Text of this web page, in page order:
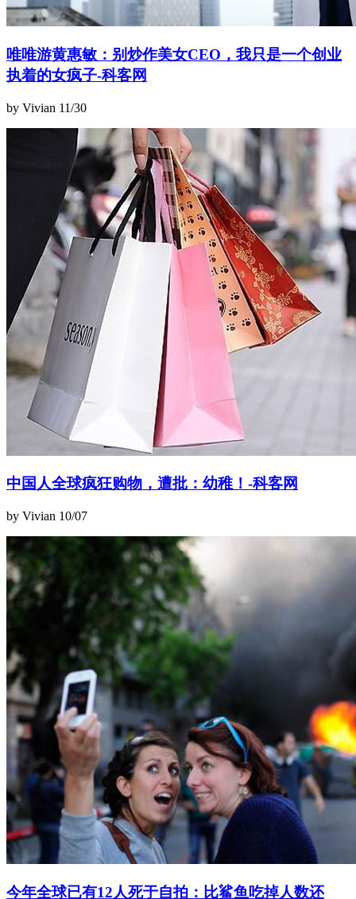
唯唯游黄惠敏：别炒作美女CEO，我只是一个创业
执着的女疯子-科客网
by Vivian 11/30
中国人全球疯狂购物，遭批：幼稚！-科客网
by Vivian 10/07
今年全球已有12人死于自拍：比鲨鱼吃掉人数还